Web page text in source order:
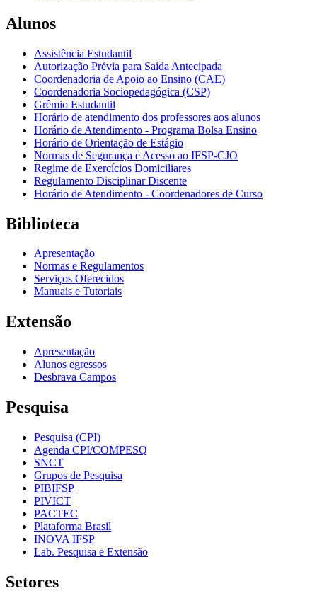
Alunos
Assistência Estudantil
Autorização Prévia para Saída Antecipada
Coordenadoria de Apoio ao Ensino (CAE)
Coordenadoria Sociopedagógica (CSP)
Grêmio Estudantil
Horário de atendimento dos professores aos alunos
Horário de Atendimento - Programa Bolsa Ensino
Horário de Orientação de Estágio
Normas de Segurança e Acesso ao IFSP-CJO
Regime de Exercícios Domiciliares
Regulamento Disciplinar Discente
Horário de Atendimento - Coordenadores de Curso
Biblioteca
Apresentação
Normas e Regulamentos
Serviços Oferecidos
Manuais e Tutoriais
Extensão
Apresentação
Alunos egressos
Desbrava Campos
Pesquisa
Pesquisa (CPI)
Agenda CPI/COMPESQ
SNCT
Grupos de Pesquisa
PIBIFSP
PIVICT
PACTEC
Plataforma Brasil
INOVA IFSP
Lab. Pesquisa e Extensão
Setores